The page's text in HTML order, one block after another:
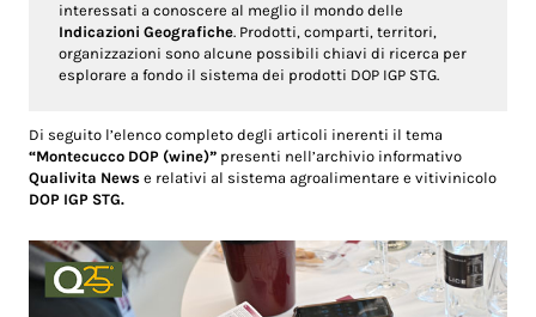
interessati a conoscere al meglio il mondo delle
Indicazioni Geografiche. Prodotti, comparti, territori,
organizzazioni sono alcune possibili chiavi di ricerca per
esplorare a fondo il sistema dei prodotti DOP IGP STG.
Di seguito l’elenco completo degli articoli inerenti il tema
“Montecucco DOP (wine)” presenti nell’archivio informativo
Qualivita News e relativi al sistema agroalimentare e vitivinicolo
DOP IGP STG.